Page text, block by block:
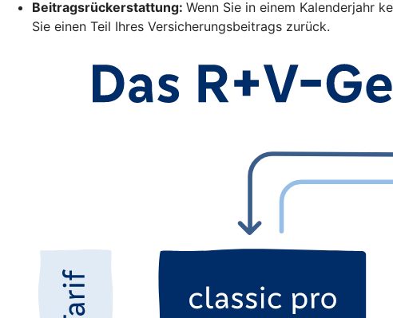
Beitragsrückerstattung: Wenn Sie in einem Kalenderjahr
Sie einen Teil Ihres Versicherungsbeitrags zurück.